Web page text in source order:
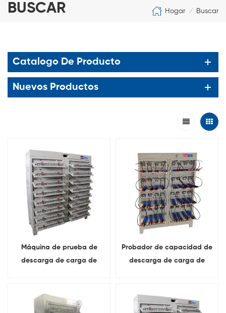
BUSCAR Hogar / Buscar
Catalogo De Producto
Nuevos Productos
Máquina de prueba de
descarga de carga de
5A
Probador de capacidad de
descarga de carga de
prismática